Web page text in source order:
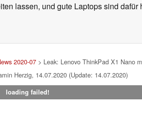
lassen, und gute Laptops sind
2020-07 > Leak: Lenovo ThinkPad X1 Nano
Herzig, 14.07.2020 (Update: 14.07.2020)
loading failed!